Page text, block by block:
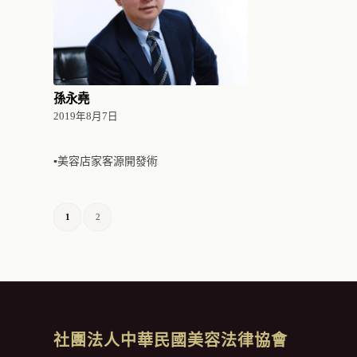
孫永堯
2019年8月7日
▪美容店家客源開發術
1 2
社團法人中華民國美容法律協會